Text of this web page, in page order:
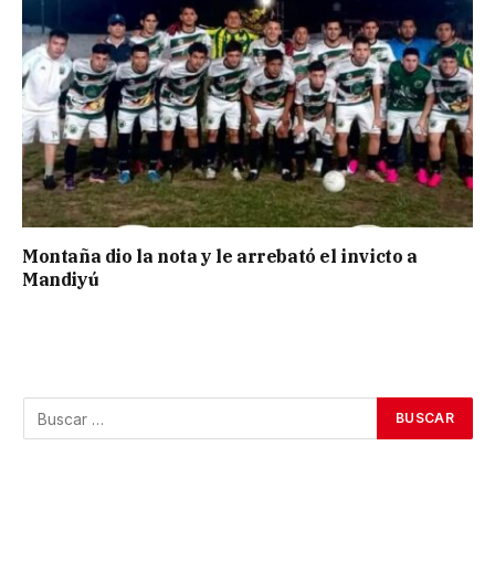
Montaña dio la nota y le arrebató el invicto a
Mandiyú